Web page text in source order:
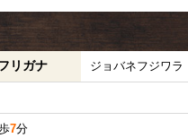
リガナ ジョバネフジワラ
7分